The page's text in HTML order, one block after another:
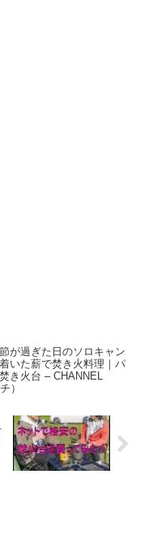
が過ぎた日のソロキャン
いた薪で焚き火料理｜パ
き火台 – CHANNEL
）